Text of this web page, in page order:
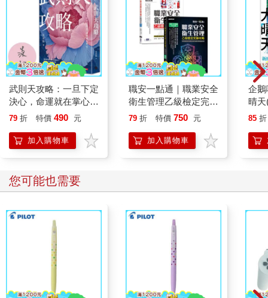
武則天攻略：一旦下定
決心，命運就在掌心！
【作者親簽版】
79 折 特價 490 元
加入購物車
職安一點通｜職業安全
衛生管理乙級檢定完勝
攻略｜2026版(套書)
79 折 特價 750 元
加入購物車
企
晴天
85 折
您可能也需要